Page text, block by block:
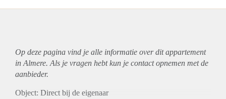
Op deze pagina vind je alle informatie over ditappartement
in Almere. Als je vragen hebt kun je contact opnemen met de
aanbieder.
Object: Direct bij de eigenaar